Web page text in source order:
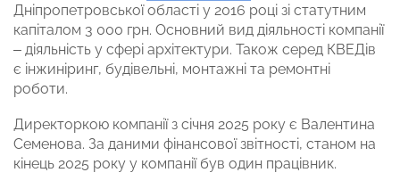
Дніпропетровської області у 2016 році зі статутним
капіталом 3 000 грн. Основний вид діяльності компанії
– діяльність у сфері архітектури. Також серед КВЕДів
є інжиніринг, будівельні, монтажні та ремонтні
роботи.
Директоркою компанії з січня 2025 року є Валентина
Семенова. За даними фінансової звітності, станом на
кінець 2025 року у компанії був один працівник.